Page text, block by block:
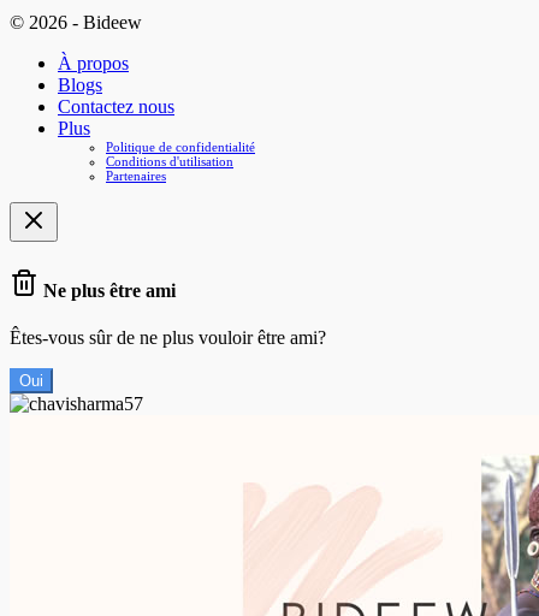
© 2026 - Bideew
À propos
Blogs
Contactez nous
Plus
Politique de confidentialité
Conditions d'utilisation
Partenaires
Ne plus être ami
Êtes-vous sûr de ne plus vouloir être ami?
Oui